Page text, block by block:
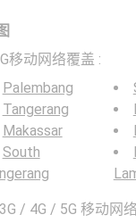
移动网络覆盖 :
Palembang
Tangerang
Makassar
South
/ 4G / 5G 移动网络